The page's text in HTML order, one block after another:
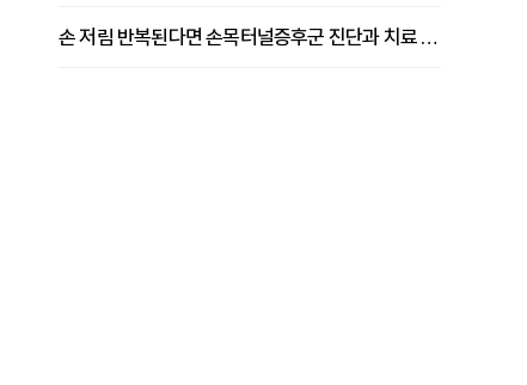
손 저림 반복된다면 손목터널증후군 진단과 치료 시기 살펴야 [김동현 원장 칼럼]